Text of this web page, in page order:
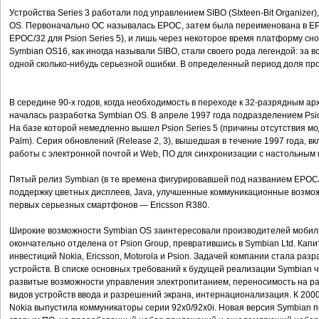
Устройства Series 3 работали под управлением SIBO (SIxteen-Bit
OS. Первоначально ОС называлась EPOC, затем была переименована в
EPOC/32 для Psion Series 5), и лишь через некоторое время платформу
Symbian OS16, как иногда называли SIBO, стали своего рода легендой: за
одной сколько-нибудь серьезной ошибки. В определенный период доля
В середине 90-х годов, когда необходимость в переходе к 32-разрядным
началась разработка Symbian OS. В апреле 1997 года подразделением
На базе которой немедленно вышел Psion Series 5 (причины отсутствия
Palm). Серия обновлений (Release 2, 3), вышедшая в течение 1997 года,
работы с электронной почтой и Web, ПО для синхронизации с настольным
Пятый релиз Symbian (в те времена фигурировавшей под названием
поддержку цветных дисплеев, Java, улучшенные коммуникационные
первых серьезных смартфонов — Ericsson R380.
Широкие возможности Symbian OS заинтересовали производителей
окончательно отделена от Psion Group, превратившись в Symbian Ltd.
инвестиций Nokia, Ericsson, Motorola и Psion. Задачей компании стала
устройств. В списке основных требований к будущей реализации Symbian
развитые возможности управления электропитанием, переносимость на
видов устройств ввода и разрешений экрана, интернационализация. К
Nokia выпустила коммуникаторы серии 92x0/92x0i. Новая версия Symbian